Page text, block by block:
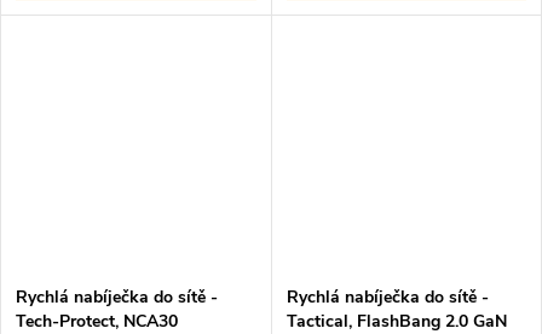
Rychlá nabíječka do sítě -
Tech-Protect, NCA30
Rychlá nabíječka do sítě -
Tactical, FlashBang 2.0 GaN